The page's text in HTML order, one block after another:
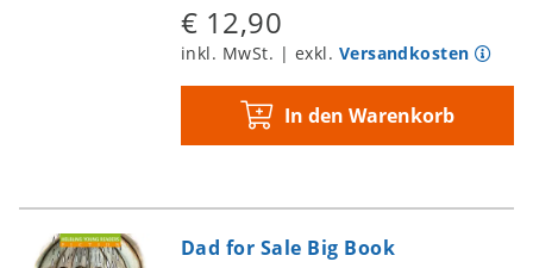
€ 12,90
inkl. MwSt. | exkl. Versandkosten
In den Warenkorb
Dad for Sale Big Book